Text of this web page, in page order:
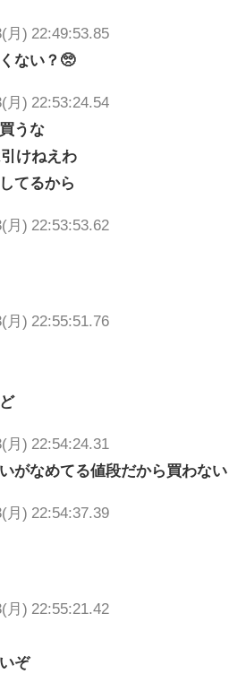
月) 22:49:53.85
ない？🥺
月) 22:53:24.54
うな
けねえわ
てるから
月) 22:53:53.62
月) 22:55:51.76
月) 22:54:24.31
がなめてる値段だから買わない
月) 22:54:37.39
月) 22:55:21.42
ぞ